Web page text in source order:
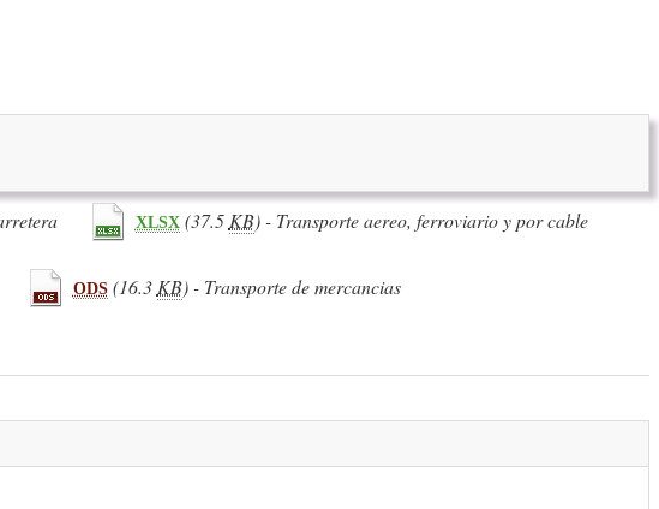
XLSX (37.5 KB) - Transporte aereo, ferroviario y por cable
ODS (16.3KB) - Transporte de mercancias